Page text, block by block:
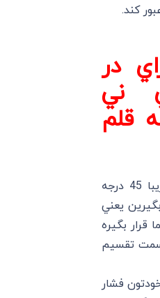
کند.
در
ني
قلم
اول اينكه ني بايد زاويه تقريبا 45 درجه
يعني
بگيره
تقسيم
فشار